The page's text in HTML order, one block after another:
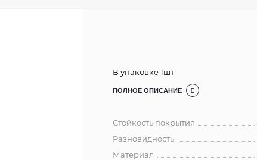
В упаковке 1шт
ПОЛНОЕ ОПИСАНИЕ
Стойкость покрытия
Разновидность
Материал